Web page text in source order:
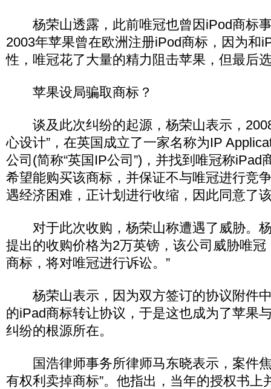
杨荣山透露，此前唯冠也曾因iPod商标
2003年苹果曾在欧洲注册iPod商标，因为和
性，唯冠花了大量的精力阻击苹果，但最后
苹果设局骗取商标？
谈及此次纠纷的起源，杨荣山表示，
心设计”，在英国成立了一家名称为IP
公司(简称“英国IP公司”)，并找到唯冠称iPad
希望能购买该商标，并保证不与唯冠进行竞
遇经济困难，正计划进行收缩，因此同意了
对于此次收购，杨荣山称遭遇了威胁。
提出的收购价格为2万英镑，该公司威胁唯冠
商标，将对唯冠进行诉讼。”
杨荣山表示，因为双方签订的协议附件
的iPad商标转让协议，于是这也成为了苹果
纠纷的根源所在。
国浩律师事务所律师马东晓表示，案件焦
有权利卖掉商标”。他指出，当年的授权书上